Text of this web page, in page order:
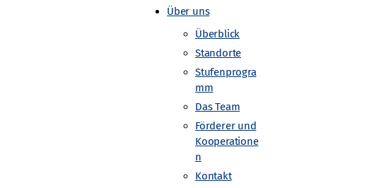
Über uns
Überblick
Standorte
Stufenprogra
mm
Das Team
Förderer und
Kooperatione
n
Kontakt